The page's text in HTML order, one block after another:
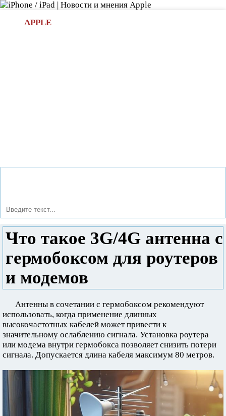
APPLE
Что такое 3G/4G антенна с
гермобоксом для роутеров
и модемов
Антенны в сочетании с гермобоксом рекомендуют
использовать, когда применение длинных
высокочастотных кабелей может привести к
значительному ослаблению сигнала. Установка роутера
или модема внутри гермобокса позволяет снизить потери
сигнала. Допускается длина кабеля максимум 80 метров.